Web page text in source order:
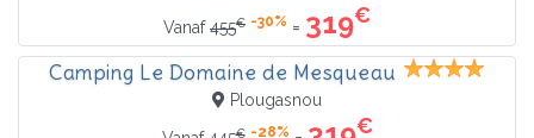
Vanaf455€ -30% = 319€
Camping Le Domaine de Mesqueau
Plougasnou
€ -28% €